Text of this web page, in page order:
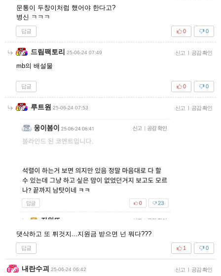
문통이 두창이처럼 했어야 한다고?
병신 ㅋㅋㅋ
답글 0
0
드림팩토리 25-06-24 07:49 신고 | 공감 확인
mb의 배설물
답글 0
0
루트원 25-06-24 07:53 신고 | 공감 확인
댓삭하고 또 튀것지...지원금 받으면 넌 뭐다???
답글 0
1
내란수괴 25-06-24 06:42 신고 | 공감 확인